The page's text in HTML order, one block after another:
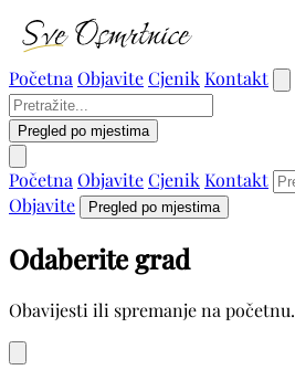
Početna ObjaviteCjenik Kontakt
Pregled po mjestima
Početna ObjaviteCjenik Kontakt
Objavite
Pregled po mjestima
Odaberite grad
Obavijesti ili spremanje na početnu.